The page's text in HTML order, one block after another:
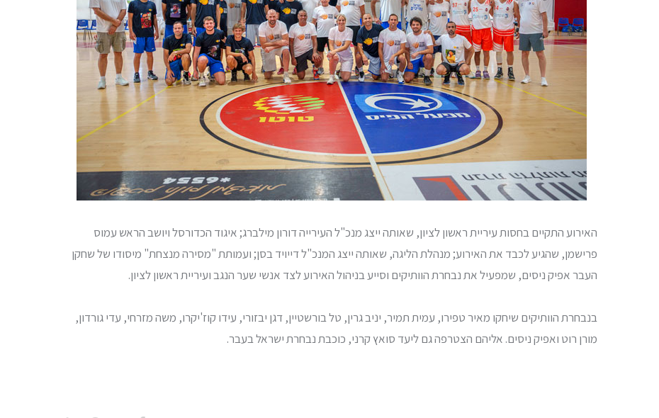
האירוע התקיים בחסות עיריית ראשון לציון, שאותה ייצג מנכ"ל העירייה דורון מילברג; איגוד הכדורסל ויושב הראש עמוס
פרישמן, שהגיע לכבד את האירוע; מנהלת הליגה, שאותה ייצג המנכ"ל דייויד בסן; ועמותת "מסירה מנצחת" מיסודו של שחקן
העבר אפיק ניסים, שמפעיל את נבחרת הוותיקים וסייע בניהול האירוע לצד אנשי שער הנגב ועיריית ראשון לציון.
בנבחרת הוותיקים שיחקו מאיר טפירו, עמית תמיר, יניב גרין, טל בורשטיין, דגן יבזורי, עידו קוז'יקרו, משה מזרחי, עדי גורדון,
מורן רוט ואפיק ניסים. אליהם הצטרפה גם ליעד סואץ קרני, כוכבת נבחרת ישראל בעבר.